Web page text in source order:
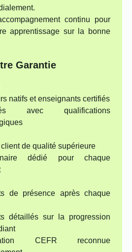
continu pour
apprentissage sur la bonne
Garantie
natifs et enseignants certifiés
avec qualifications
de qualité supérieure
dédié pour chaque
de présence après chaque
détaillés sur la progression
CEFR reconnue